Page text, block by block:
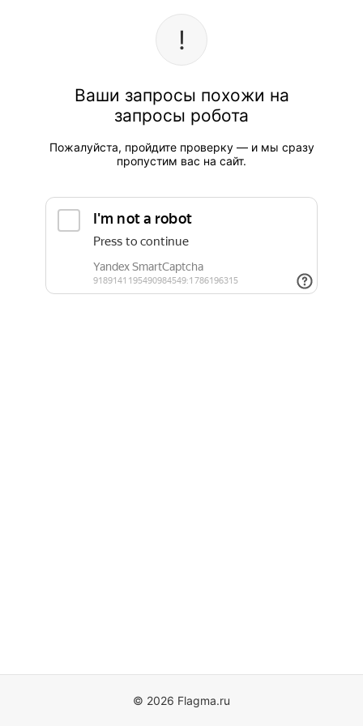
Ваши запросы похожи на
запросы робота
Пожалуйста, пройдите проверку — и мы сразу
пропустим вас на сайт.
© 2026 Flagma.ru